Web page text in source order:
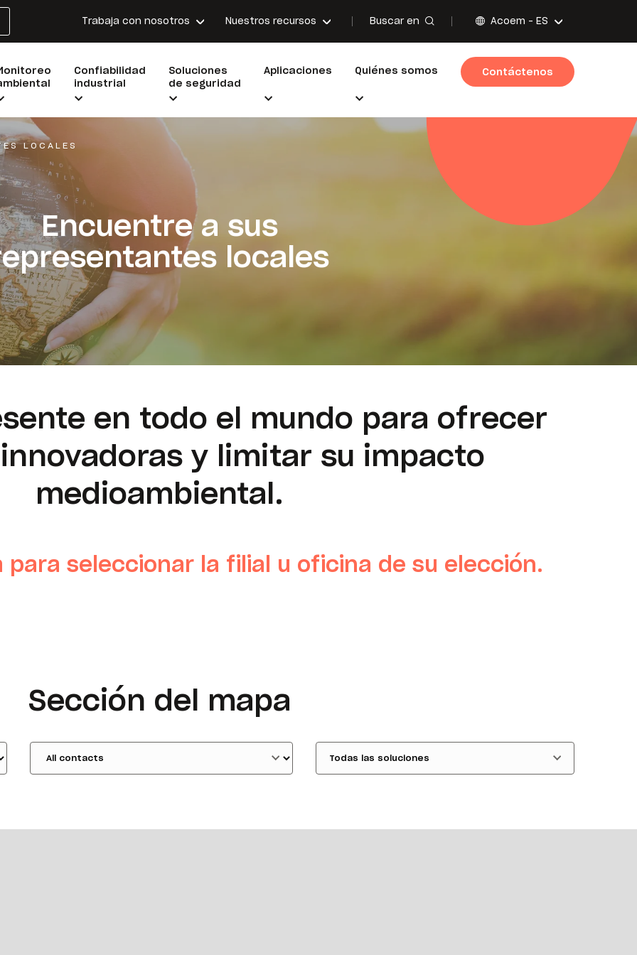
Trabaja con nosotros Nuestros recursos Buscar en Acoem - ES
Confiabilidad
industrial
Soluciones
de seguridad
Aplicaciones Quiénes somos Contáctenos
Encuentre a sus
locales
LOCALES
en todo el mundo para ofrecer
y limitar su impacto
medioambiental.
para seleccionar la filial u oficina de su elección.
Sección del mapa
Todas las soluciones